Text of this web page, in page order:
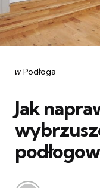
Categories
post
w Podłoga
Jak